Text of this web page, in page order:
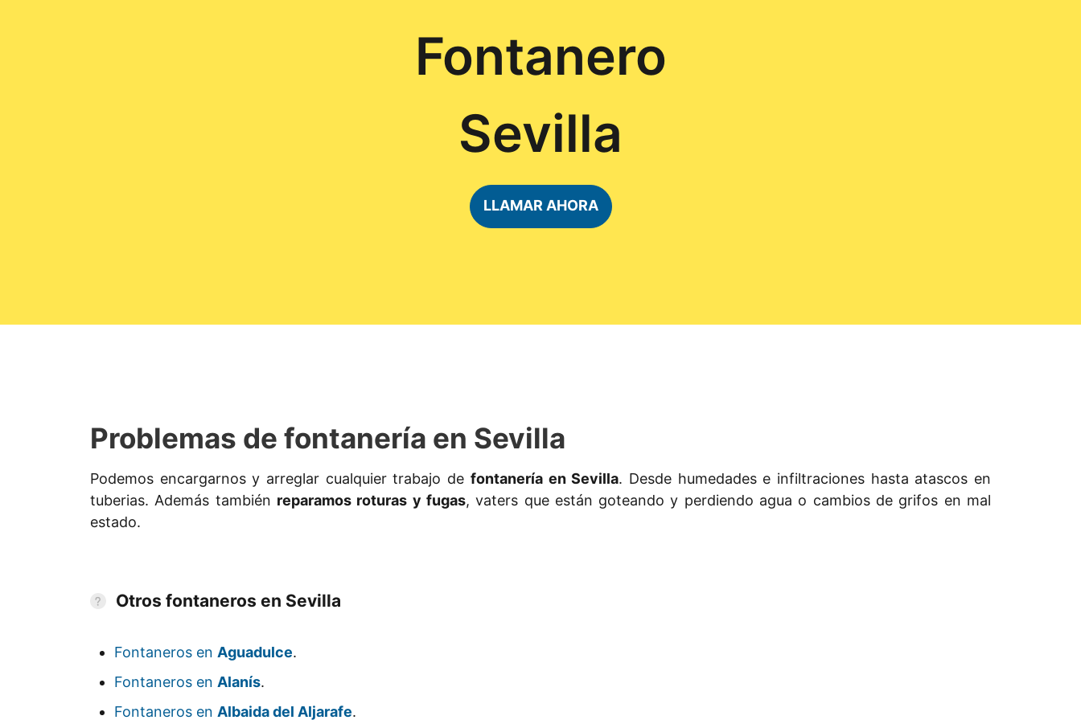
Fontanero
Sevilla
LLAMAR AHORA
Problemas de fontanería en Sevilla
Podemos encargarnos y arreglar cualquier trabajo de fontanería en Sevilla. Desde humedades e infiltraciones hasta atascos en
tuberias. Además también reparamos roturas y fugas, vaters que están goteando y perdiendo agua o cambios de grifos en mal
estado.
Otros fontaneros en Sevilla
Fontaneros en Aguadulce.
Fontaneros en Alanís.
Fontaneros en Albaida del Aljarafe.